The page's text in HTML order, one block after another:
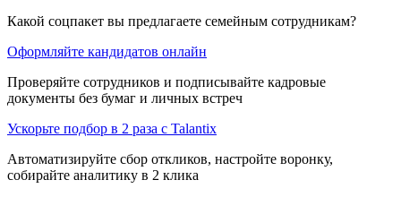
Какой соцпакет вы предлагаете семейным сотрудникам?
Оформляйте кандидатов онлайн
Проверяйте сотрудников и подписывайте кадровые
документы без бумаг и личных встреч
Ускорьте подбор в 2 раза с Talantix
Автоматизируйте сбор откликов, настройте воронку,
собирайте аналитику в 2 клика